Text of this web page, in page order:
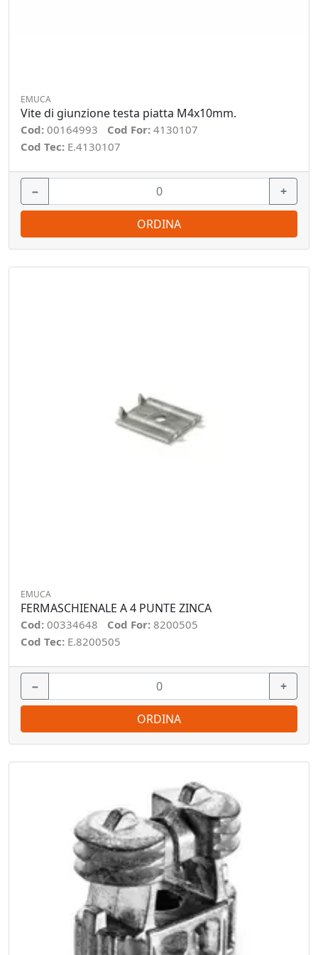
EMUCA
Vite di giunzione testa piatta M4x10mm.
Cod: 00164993 Cod For: 4130107
Cod Tec: E.4130107
− +
ORDINA
EMUCA
FERMASCHIENALE A 4 PUNTE ZINCA
Cod: 00334648 Cod For: 8200505
Cod Tec: E.8200505
− +
ORDINA